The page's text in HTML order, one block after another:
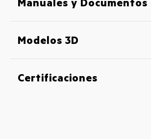
Modelos 3D
Certificaciones